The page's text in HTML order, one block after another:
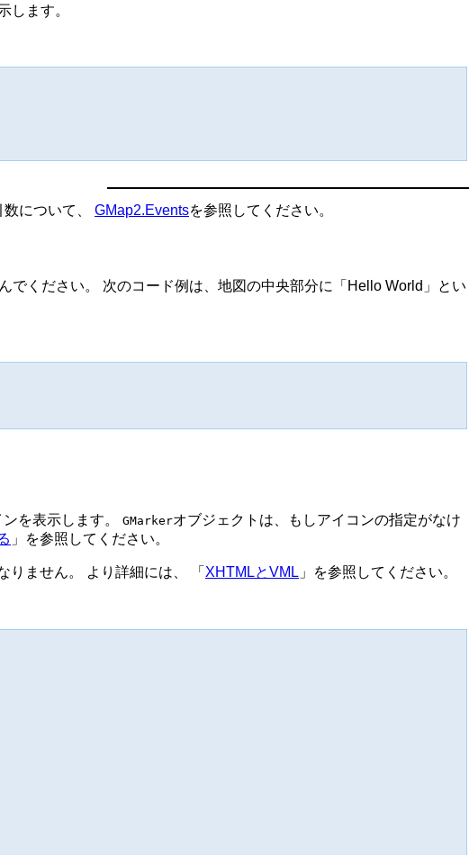
します。
について、 GMap2.Eventsを参照してください。
でください。 次のコード例は、地図の中央部分に「Hello World」とい
を表示します。 GMarkerオブジェクトは、もしアイコンの指定がなけ
」を参照してください。
ません。 より詳細には、 「 XHTMLとVML 」を参照してください。